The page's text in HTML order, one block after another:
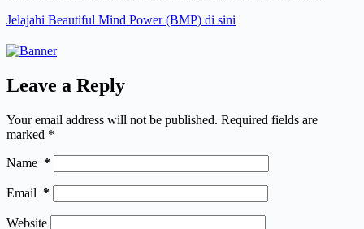
Jelajahi Beautiful Mind Power (BMP) di sini
Leave a Reply
Your email address will not be published. Required fields are
marked *
Name *
Email *
Website